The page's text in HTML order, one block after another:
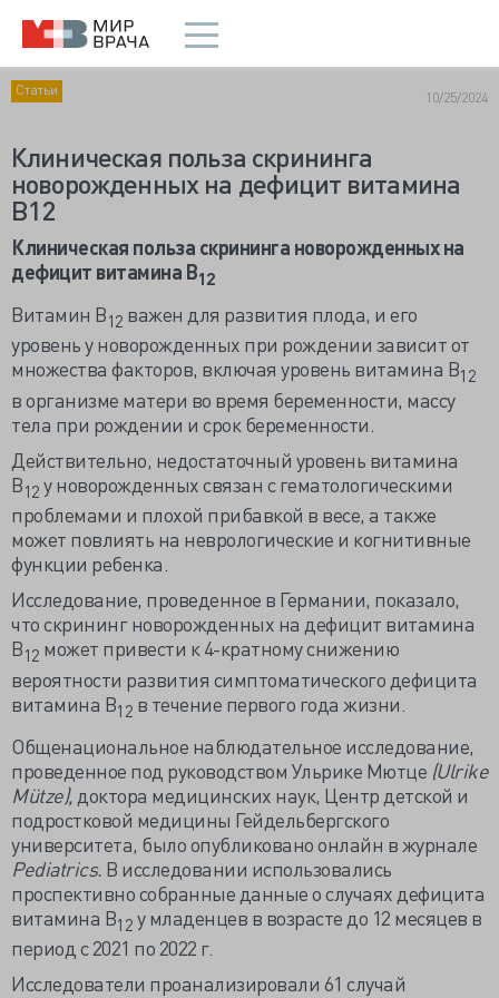
Статьи 10/25/2024
Клиническая польза скрининга
новорожденных на дефицит витамина
В12
Клиническая польза скрининга новорожденных на
дефицит витамина В12
Витамин В12 важен для развития плода, и его
уровень у новорожденных при рождении зависит от
множества факторов, включая уровень витамина В12
в организме матери во время беременности, массу
тела при рождении и срок беременности.
Действительно, недостаточный уровень витамина
В12 у новорожденных связан с гематологическими
проблемами и плохой прибавкой в весе, а также
может повлиять на неврологические и когнитивные
функции ребенка.
Исследование, проведенное в Германии, показало,
что скрининг новорожденных на дефицит витамина
В12 может привести к 4-кратному снижению
вероятности развития симптоматического дефицита
витамина В12 в течение первого года жизни.
Общенациональное наблюдательное исследование,
проведенное под руководством Ульрике Мютце (Ulrike
Mütze), доктора медицинских наук, Центр детской и
подростковой медицины Гейдельбергского
университета, было опубликовано онлайн в журнале
Pediatrics. В исследовании использовались
проспективно собранные данные о случаях дефицита
витамина В12 у младенцев в возрасте до 12 месяцев в
период с 2021 по 2022 г.
Исследователи проанализировали 61 случай